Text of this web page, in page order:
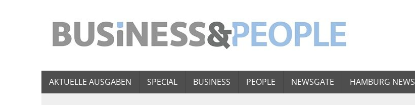
AKTUELLE AUSGABEN SPECIAL BUSINESS PEOPLE NEWSGATE HAMBURG NEWS